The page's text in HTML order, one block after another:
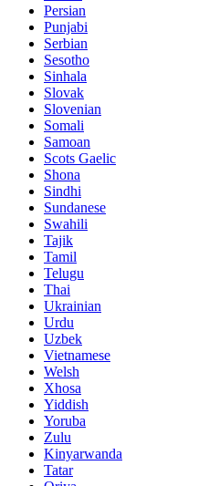
Persian
Punjabi
Serbian
Sesotho
Sinhala
Slovak
Slovenian
Somali
Samoan
Scots Gaelic
Shona
Sindhi
Sundanese
Swahili
Tajik
Tamil
Telugu
Thai
Ukrainian
Urdu
Uzbek
Vietnamese
Welsh
Xhosa
Yiddish
Yoruba
Zulu
Kinyarwanda
Tatar